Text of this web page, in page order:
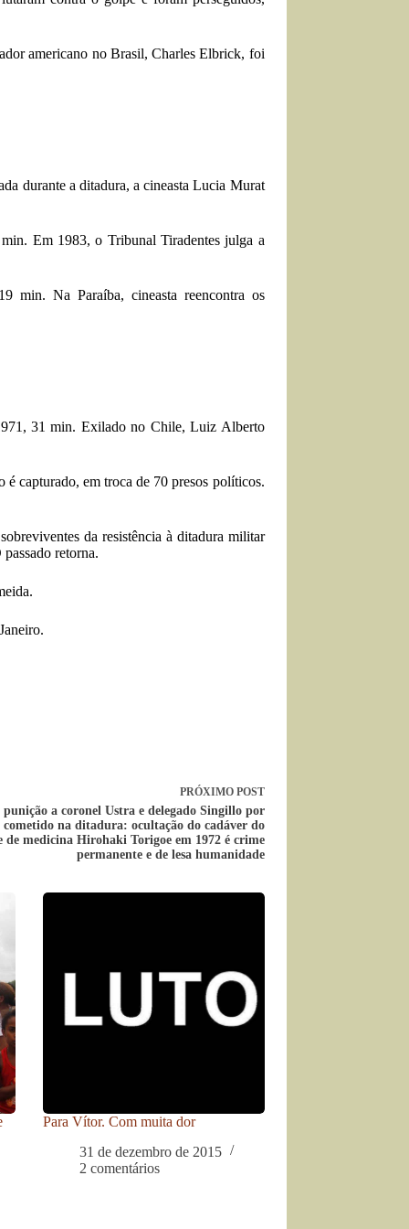
americano no Brasil, Charles Elbrick, foi
durante a ditadura, a cineasta Lucia Murat
Em 1983, o Tribunal Tiradentes julga a
min. Na Paraíba, cineasta reencontra os
31 min. Exilado no Chile, Luiz Alberto
capturado, em troca de 70 presos políticos.
da resistência à ditadura militar
retorna.
PRÓXIMO POST
punição a coronel Ustra e delegado Singillo por
cometido na ditadura: ocultação do cadáver do
de medicina Hirohaki Torigoe em 1972 é crime
permanente e de lesa humanidade
Para Vítor. Com muita dor
31 de dezembro de 2015
2 comentários